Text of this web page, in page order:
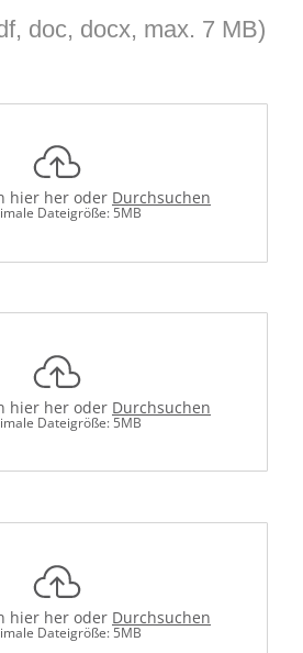
doc, docx, max. 7 MB)
hier her oder Durchsuchen
Dateigröße: 5MB
hier her oder Durchsuchen
Dateigröße: 5MB
hier her oder Durchsuchen
Dateigröße: 5MB